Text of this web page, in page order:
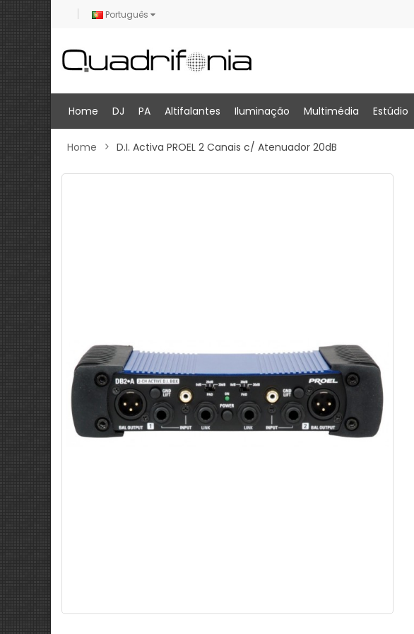
Português
Home DJ PA Altifalantes Iluminação Multimédia Estúdio
Home D.I. Activa PROEL 2 Canais c/ Atenuador 20dB